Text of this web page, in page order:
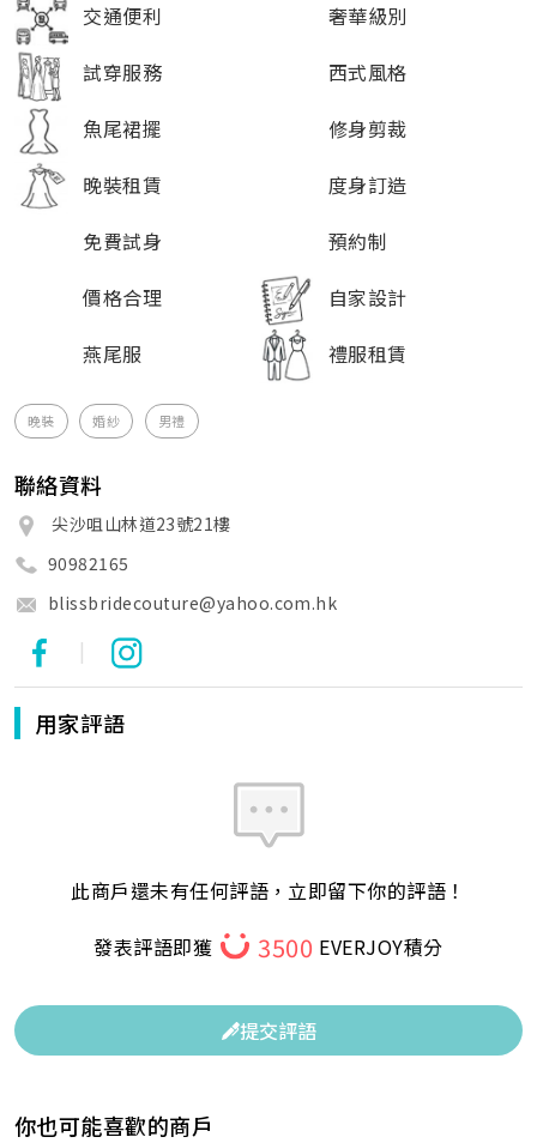
交通便利
奢華級別
試穿服務
西式風格
魚尾裙擺
修身剪裁
晚裝租賃
度身訂造
免費試身
預約制
價格合理
自家設計
燕尾服
禮服租賃
晚裝 婚紗 男禮
聯絡資料
尖沙咀山林道23號21樓
90982165
blissbridecouture@yahoo.com.hk
|
用家評語
此商戶還未有任何評語，立即留下你的評語！
發表評語即獲
3500 EVERJOY積分
提交評語
你也可能喜歡的商戶